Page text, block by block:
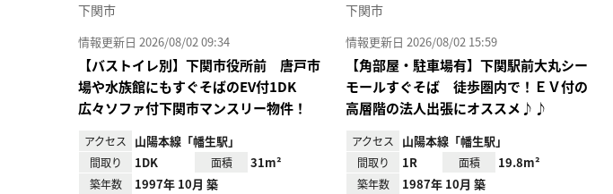
下関市
情報更新日 2026/08/02 09:34
【バストイレ別】下関市役所前 唐戸市
場や水族館にもすぐそばのEV付1DK
広々ソファ付下関市マンスリー物件！
アクセス 山陽本線「幡生駅」
間取り 1DK 面積 31m²
築年数 1997年 10月 築
下関市
情報更新日 2026/08/02 15:59
【角部屋・駐車場有】下関駅前大丸シー
モールすぐそば 徒歩圏内で！ＥＶ付の
高層階の法人出張にオススメ♪♪
アクセス 山陽本線「幡生駅」
間取り 1R 面積 19.8m²
築年数 1987年 10月 築